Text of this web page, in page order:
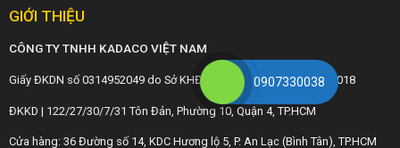
GIỚI THIỆU
CÔNG TY TNHH KADACO VIỆT NAM
Giấy ĐKDN số 0314952049 do Sở KHĐT TP.HCM cấp ngày 28/3/2018
ĐKKD | 122/27/30/7/31 Tôn Đản, Phường 10, Quận 4, TP.HCM
Cửa hàng: 36 Đường số 14, KDC Hương lộ 5, P. An Lạc (Bình Tân), TP.HCM
0907330038